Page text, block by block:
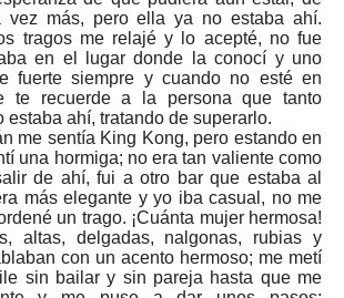
vez más, pero ella ya no estaba ahí.
tragos me relajé y lo acepté, no fue
en el lugar donde la conocí y uno
fuerte siempre y cuando no esté en
te recuerde a la persona que tanto
estaba ahí, tratando de superarlo.
me sentía King Kong, pero estando en
una hormiga; no era tan valiente como
de ahí, fui a otro bar que estaba al
más elegante y yo iba casual, no me
un trago. ¡Cuánta mujer hermosa!
altas, delgadas, nalgonas, rubias y
con un acento hermoso; me metí
sin bailar y sin pareja hasta que me